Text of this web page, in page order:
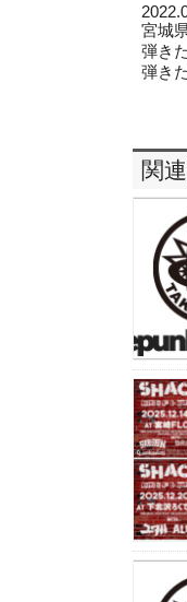
宮城
弾き
弾き
関